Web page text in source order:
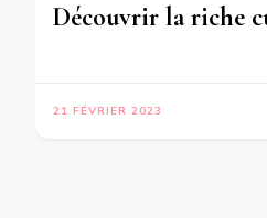
Découvrir la riche
21 FÉVRIER 2023